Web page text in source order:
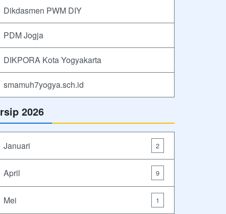
Dikdasmen PWM DIY
PDM Jogja
DIKPORA Kota Yogyakarta
smamuh7yogya.sch.id
2026
Januari 2
April 9
Mei 1